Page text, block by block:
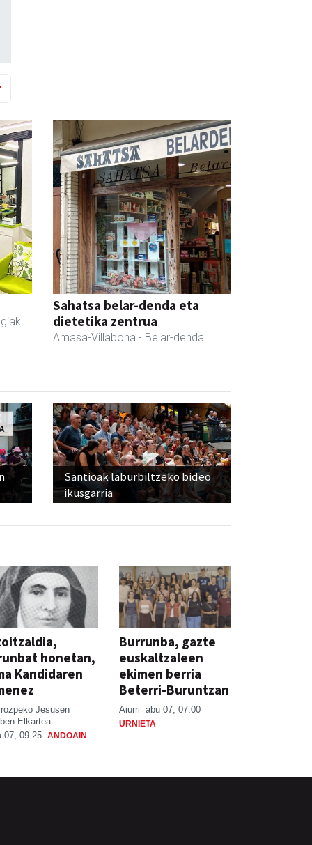
Sahatsa belar-denda eta
dietetika zentrua
Amasa-Villabona - Belar-denda
Santioak laburbiltzeko bideo
ikusgarria
honetan,
Kandidaren
Jesusen
Elkartea
07, 09:25 ANDOAIN
Burrunba, gazte
euskaltzaleen
ekimen berria
Beterri-Buruntzan
Aiurri abu 07, 07:00
URNIETA